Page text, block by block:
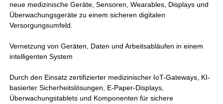
neue medizinische Geräte, Sensoren, Wearables, Displays und
Überwachungsgeräte zu einem sicheren digitalen
Versorgungsumfeld.
Vernetzung von Geräten, Daten und Arbeitsabläufen in einem
intelligenten System
Durch den Einsatz zertifizierter medizinischer IoT-Gateways, KI-
basierter Sicherheitslösungen, E-Paper-Displays,
Überwachungstablets und Komponenten für sichere